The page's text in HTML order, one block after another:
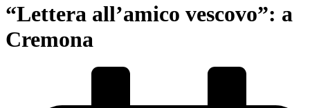
“Lettera all’amico vescovo”: a
Cremona